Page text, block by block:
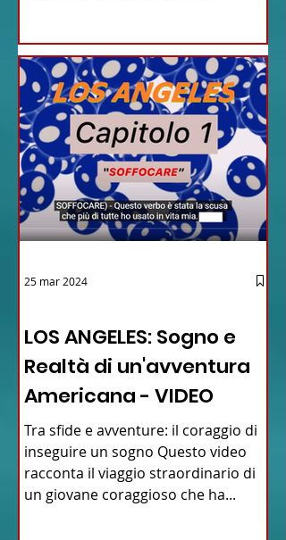
LOS ANGELES: Sogno e
Realtà di un'avventura
Americana - VIDEO
Tra sfide e avventure: il coraggio di
inseguire un sogno Questo video
racconta il viaggio straordinario di
un giovane coraggioso che ha...
25 mar 2024